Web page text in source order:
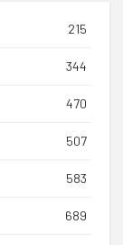
215
344
470
507
583
689